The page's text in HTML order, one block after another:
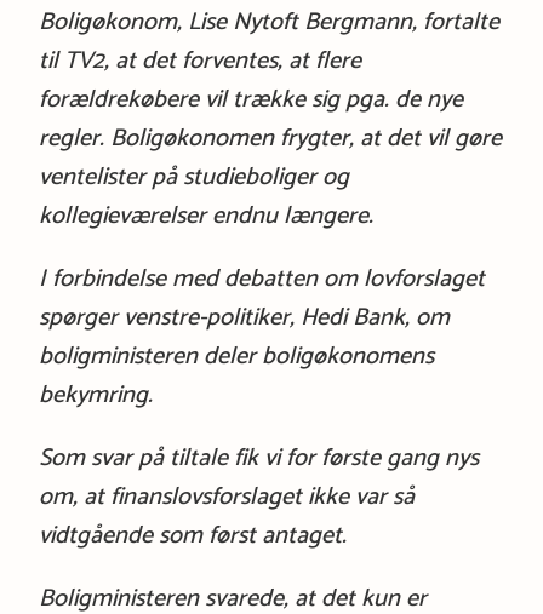
Boligøkonom, Lise Nytoft Bergmann, fortalte
til TV2, at det forventes, at flere
forældrekøbere vil trække sig pga. de nye
regler. Boligøkonomen frygter, at det vil gøre
ventelister på studieboliger og
kollegieværelser endnu længere.
I forbindelse med debatten om lovforslaget
spørger venstre-politiker, Hedi Bank, om
boligministeren deler boligøkonomens
bekymring.
Som svar på tiltale fik vi for første gang nys
om, at finanslovsforslaget ikke var så
vidtgående som først antaget.
Boligministeren svarede, at det kun er